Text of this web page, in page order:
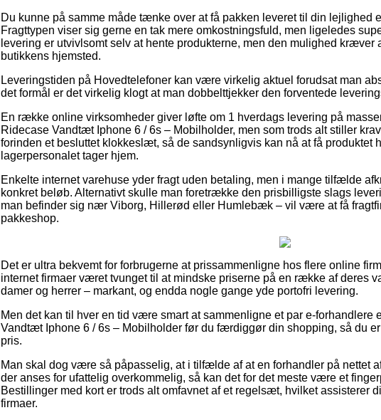
Du kunne på samme måde tænke over at få pakken leveret til din lejlighed
Fragttypen viser sig gerne en tak mere omkostningsfuld, men ligeledes
levering er utvivlsomt selv at hente produkterne, men den mulighed
butikkens hjemsted.
Leveringstiden på Hovedtelefoner kan være virkelig aktuel forudsat man
det formål er det virkelig klogt at man dobbelttjekker den forventede
En række online virksomheder giver løfte om 1 hverdags levering på
Ridecase Vandtæt Iphone 6 / 6s – Mobilholder, men som trods alt stiller
forinden et besluttet klokkeslæt, så de sandsynligvis kan nå at få produktet
lagerpersonalet tager hjem.
Enkelte internet varehuse yder fragt uden betaling, men i mange tilfælde
konkret beløb. Alternativt skulle man foretrække den prisbilligste slags
man befinder sig nær Viborg, Hillerød eller Humlebæk – vil være at få
pakkeshop.
Det er ultra bekvemt for forbrugerne at prissammenligne hos flere online
internet firmaer været tvunget til at mindske priserne på en række af deres
damer og herrer – markant, og endda nogle gange yde portofri levering.
Men det kan til hver en tid være smart at sammenligne et par e-forhandlere
Vandtæt Iphone 6 / 6s – Mobilholder før du færdiggør din shopping, så du
pris.
Man skal dog være så påpasselig, at i tilfælde af at en forhandler på nettet
der anses for ufattelig overkommelig, så kan det for det meste være et
Bestillinger med kort er trods alt omfavnet af et regelsæt, hvilket assisterer
firmaer.